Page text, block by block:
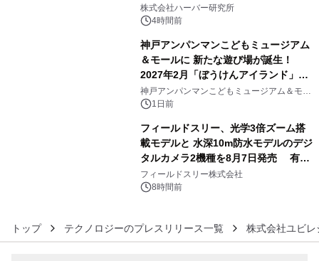
し、ライン使いで潤いに満ちた肌へ
株式会社ハーバー研究所
4時間前
神戸アンパンマンこどもミュージアム
＆モールに 新たな遊び場が誕生！
2027年2月「ぼうけんアイランド」が
オープン
神戸アンパンマンこどもミュージアム＆モー
ル 1日前
フィールドスリー、光学3倍ズーム搭
載モデルと 水深10m防水モデルのデジ
タルカメラ2機種を8月7日発売 有効
約1300万画素、用途別に選べるコンデ
ジ新登場
フィールドスリー株式会社
8時間前
トップ テクノロジーのプレスリリース一覧 株式会社ユビレ